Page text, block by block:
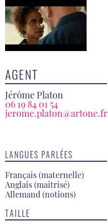
AGENT
Jérôme Platon
06 19 84 01 54
jerome.platon@artone.fr
LANGUES PARLÉES
Français (maternelle)
Anglais (maîtrisé)
Allemand (notions)
TAILLE